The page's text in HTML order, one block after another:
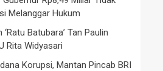
Melanggar Hukum
Batubara’ Tan Paulin
Rita Widyasari
Korupsi, Mantan Pincab BRI